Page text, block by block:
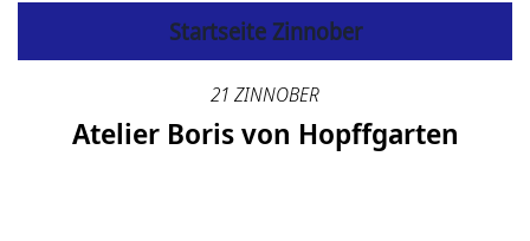
Startseite Zinnober
21 ZINNOBER
Atelier Boris von Hopffgarten